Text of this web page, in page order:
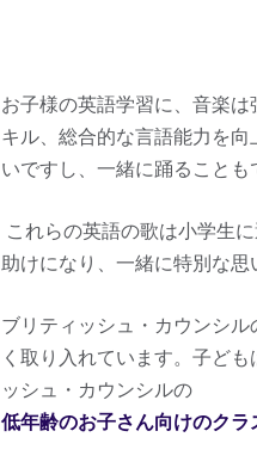
お子様の英語学習に、音楽
キル、総合的な言語能力を
いですし、一緒に踊ることも
これらの英語の歌は小学生
助けになり、一緒に特別な思
ブリティッシュ・カウンシ
く取り入れています。子ど
ッシュ・カウンシルの
低年齢のお子さん向けのク